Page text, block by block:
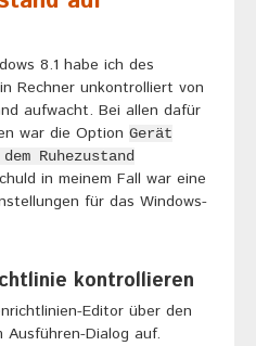
8.1 habe ich des
Rechner unkontrolliert von
aufwacht. Bei allen dafür
war die Option Gerät
Ruhezustand
in meinem Fall war eine
für das Windows-
kontrollieren
Editor über den
Ausführen-Dialog auf.